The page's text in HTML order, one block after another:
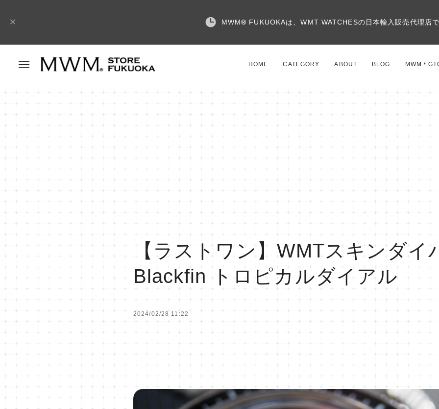
MWM® FUKUOKAは、WMT WATCHESの日本輸入販売代理店
HOME CATEGORY ABOUT BLOG MWM＊
【ラストワン】WMTスキンダイ
Blackfin トロピカルダイアル
2024/02/28 11:22